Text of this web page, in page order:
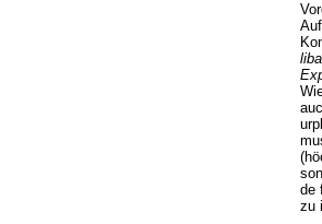
de
zu